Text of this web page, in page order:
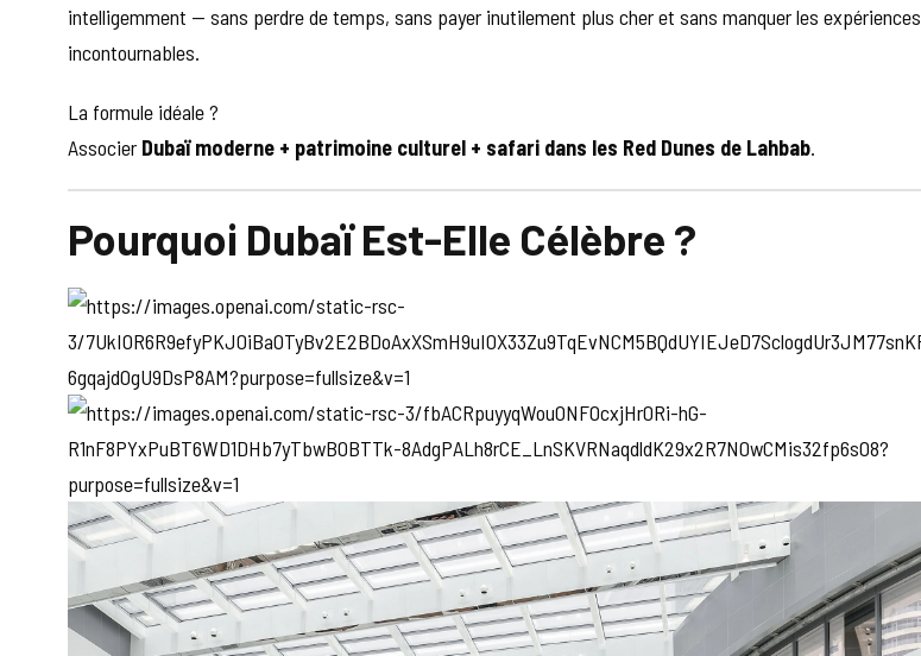
intelligemment — sans perdre de temps, sans payer inutilement plus cher et sans manquer les expériences
incontournables.
La formule idéale ?
Associer Dubaï moderne + patrimoine culturel + safari dans les Red Dunes de Lahbab.
Pourquoi Dubaï Est-Elle Célèbre ?